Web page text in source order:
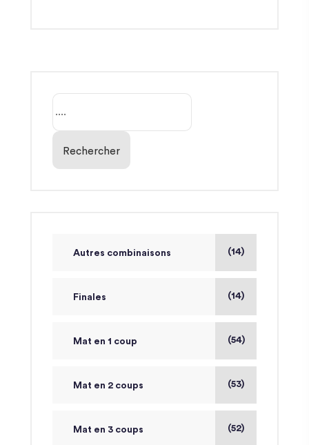
Rechercher
Autres combinaisons (14)
Finales (14)
Mat en 1 coup (54)
Mat en 2 coups (53)
Mat en 3 coups (52)